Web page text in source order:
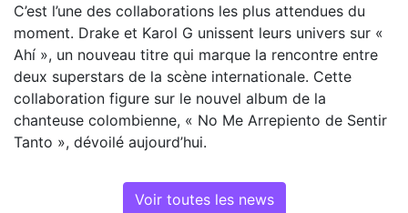
C’est l’une des collaborations les plus attendues du
moment. Drake et Karol G unissent leurs univers sur «
Ahí », un nouveau titre qui marque la rencontre entre
deux superstars de la scène internationale. Cette
collaboration figure sur le nouvel album de la
chanteuse colombienne, « No Me Arrepiento de Sentir
Tanto », dévoilé aujourd’hui.
Voir toutes les news